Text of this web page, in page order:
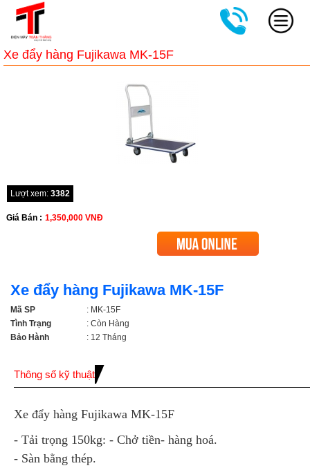
Xe đẩy hàng Fujikawa MK-15F
Lượt xem: 3382
Giá Bán : 1,350,000 VNĐ
Xe đẩy hàng Fujikawa MK-15F
Mã SP
: MK-15F
Tình Trạng
: Còn Hàng
Bảo Hành
: 12 Tháng
Thông số kỹ thuật
Xe đẩy hàng Fujikawa MK-15F
- Tải trọng 150kg: - Chở tiền- hàng hoá.
- Sàn bằng thép.